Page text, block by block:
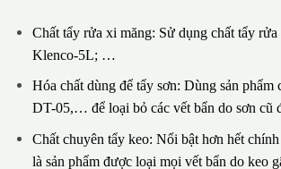
Chất tẩy rửa xi măng: Sử dụng chất tẩy
Klenco-5L; …
Hóa chất dùng để tẩy sơn: Dùng sản phẩm
DT-05,… để loại bỏ các vết bẩn do sơn cũ
Chất chuyên tẩy keo: Nổi bật hơn hết
là sản phẩm được loại mọi vết bẩn do keo